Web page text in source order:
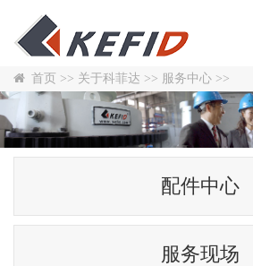
首页 >> 关于科菲达 >> 服务中心 >>
配件中心
服务现场